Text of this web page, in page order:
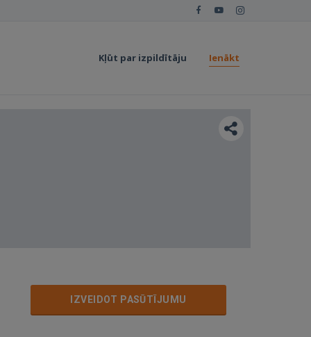
Kļūt par izpildītāju Ienākt
IZVEIDOT PASŪTĪJUMU